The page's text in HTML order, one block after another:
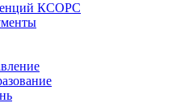
КСОРС